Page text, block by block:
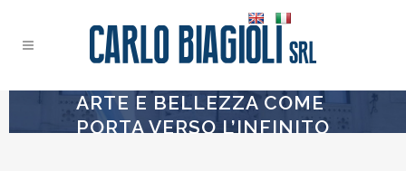
ARTE E BELLEZZA COME
PORTA VERSO L’INFINITO